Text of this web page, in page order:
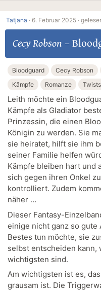
Tatjana · 6. Februar 2025 ·
Cecy Robson –
Bloodguard Cecy Robson
Kämpfe
Romanze Twists
Leith möchte ein
Kämpfe als Gladiator
Prinzessin, die einen
Königin zu werden. Sie
sie heiratet, hilft sie ihm
seiner Familie helfen
Kämpfe bleiben hart und
sich gegen ihren Onkel
kontrolliert. Zudem
näher …
Dieser Fantasy-
einige nicht ganz so gute
Bestes tun möchte, sie
selbst entscheiden kann,
wichtigsten sind.
Am wichtigsten ist es,
grausam ist. Die